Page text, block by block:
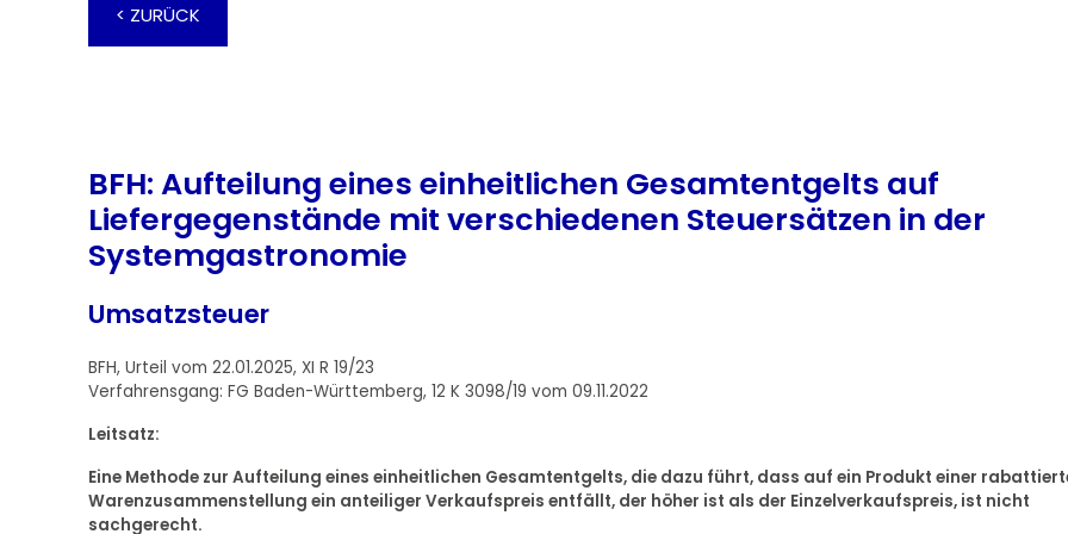
< ZURÜCK
BFH: Aufteilung eines einheitlichen Gesamtentgelts auf
Liefergegenstände mit verschiedenen Steuersätzen in der
Systemgastronomie
Umsatzsteuer
BFH, Urteil vom 22.01.2025, XI R 19/23
Verfahrensgang: FG Baden-Württemberg, 12 K 3098/19 vom 09.11.2022
Leitsatz:
Eine Methode zur Aufteilung eines einheitlichen Gesamtentgelts, die dazu führt, dass auf ein Produkt einer
Warenzusammenstellung ein anteiliger Verkaufspreis entfällt, der höher ist als der Einzelverkaufspreis, ist nicht
sachgerecht.